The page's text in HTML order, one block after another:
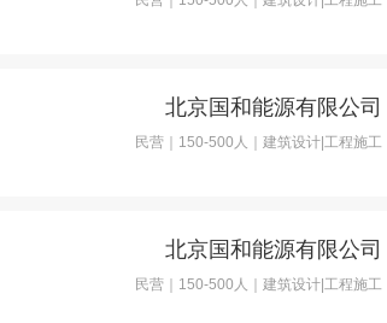
北京国和能源有限公司
民营｜150-500人｜建筑设计|工程施工
北京国和能源有限公司
民营｜150-500人｜建筑设计|工程施工